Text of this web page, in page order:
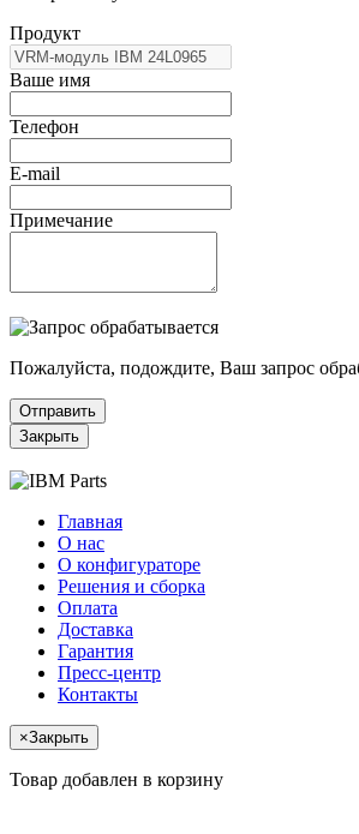
Продукт
Ваше имя
Телефон
E-mail
Примечание
Пожалуйста, подождите, Ваш запрос
Отправить
Закрыть
Главная
О нас
О конфигураторе
Решения и сборка
Оплата
Доставка
Гарантия
Пресс-центр
Контакты
×Закрыть
Товар добавлен в корзину